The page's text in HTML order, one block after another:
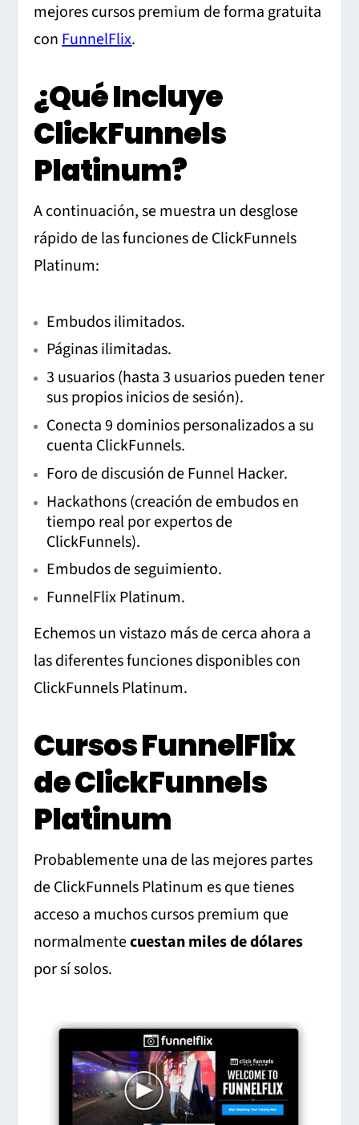
mejores cursos premium de forma gratuita
conFunnelFlix.
¿Qué Incluye
ClickFunnels
Platinum?
A continuación, se muestra un desglose
rápido de las funciones de ClickFunnels
Platinum:
Embudos ilimitados.
Páginas ilimitadas.
3 usuarios (hasta 3 usuarios pueden tener
sus propios inicios de sesión).
Conecta 9 dominios personalizados a su
cuenta ClickFunnels.
Foro de discusión de Funnel Hacker.
Hackathons (creación de embudos en
tiempo real por expertos de
ClickFunnels).
Embudos de seguimiento.
FunnelFlix Platinum.
Echemos un vistazo más de cerca ahora a
las diferentes funciones disponibles con
ClickFunnels Platinum.
Cursos FunnelFlix
de ClickFunnels
Platinum
Probablemente una de las mejores partes
de ClickFunnels Platinum es que tienes
acceso a muchos cursos premium que
normalmentecuestan miles de dólares
por sí solos.